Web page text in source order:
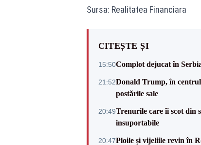
Sursa: Realitatea Financiara
CITEȘTE ȘI
15:50Complot dejucat în
21:52Donald Trump, în
postările sale
20:49Trenurile care îi scot din
insuportabile
20:47Ploile și vijeliile revin în